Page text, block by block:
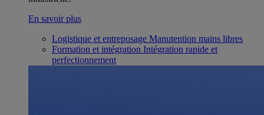
En savoir plus
Logistique et entreposage Manutention mains libres
Formation et intégration Intégration rapide et
perfectionnement